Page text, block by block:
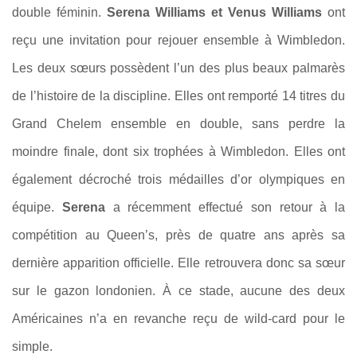
double féminin. Serena Williams et Venus Williams ont
reçu une invitation pour rejouer ensemble à Wimbledon.
Les deux sœurs possèdent l’un des plus beaux palmarès
de l’histoire de la discipline. Elles ont remporté 14 titres du
Grand Chelem ensemble en double, sans perdre la
moindre finale, dont six trophées à Wimbledon. Elles ont
également décroché trois médailles d’or olympiques en
équipe. Serena a récemment effectué son retour à la
compétition au Queen’s, près de quatre ans après sa
dernière apparition officielle. Elle retrouvera donc sa sœur
sur le gazon londonien. À ce stade, aucune des deux
Américaines n’a en revanche reçu de wild-card pour le
simple.